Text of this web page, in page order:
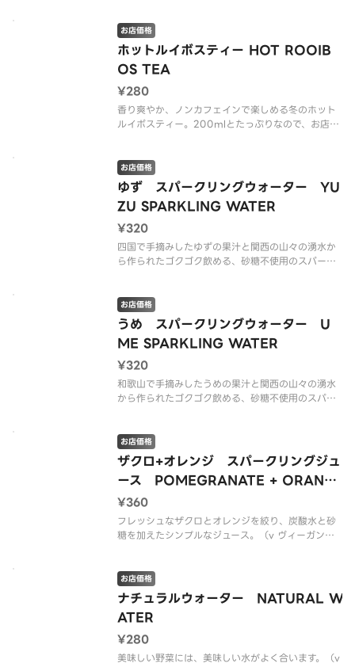
※アレルゲン情報はCRISP SALAD WORKSの公式
ウェブサイトでご確認ください。
ホットティー（v Vegan）（
ホットルイボスティー HOT ROOIB
OS TEA
お店価格
¥280
香り爽やか、ノンカフェインで楽しめる冬のホット
ルイボスティー。200mlとたっぷりなので、お店で
※アレルゲン情報はCRISP SALAD WORKSの公式
ウェブサイトでご確認ください。
ホットルイボスティー（
ゆず スパークリングウォーター YU
ZU SPARKLING WATER
お店価格
¥320
四国で手摘みしたゆずの果汁と関西の山々の湧水か
ら作られたゴクゴク飲める、砂糖不使用のスパーク
Kimino Sparkling Water Yuzu 250ml（v Vega
n）
うめ スパークリングウォーター U
ME SPARKLING WATER
お店価格
¥320
和歌山で手摘みしたうめの果汁と関西の山々の湧水
から作られたゴクゴク飲める、砂糖不使用のスパー
Kimino Sparkling Water Ume 250ml（v Vega
n）
ザクロ+オレンジ スパークリングジュ
ース POMEGRANATE + ORANG
E SPARKLING JUICE
お店価格
¥360
フレッシュなザクロとオレンジを絞り、炭酸水と砂
糖を加えたシンプルなジュース。（v ヴィーガン）
Vegan）
ナチュラルウォーター NATURAL W
ATER
お店価格
¥280
美味しい野菜には、美味しい水がよく合います。（v